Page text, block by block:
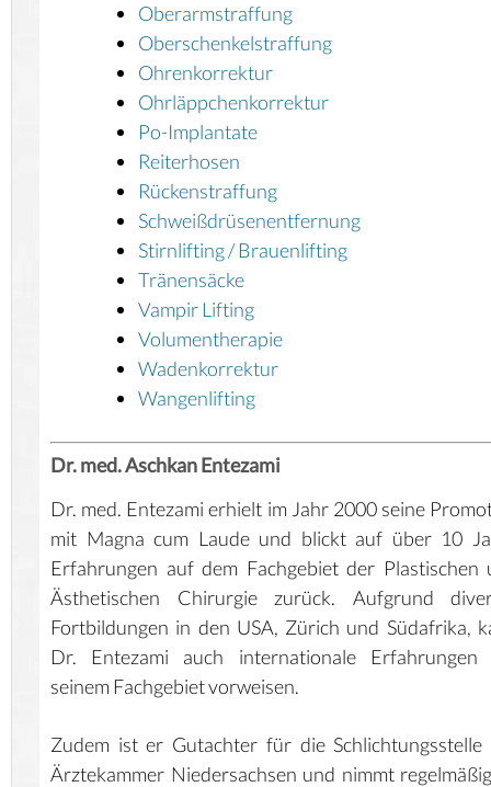
Oberarmstraffung
Oberschenkelstraffung
Ohrenkorrektur
Ohrläppchenkorrektur
Po-Implantate
Reiterhosen
Rückenstraffung
Schweißdrüsenentfernung
Stirnlifting / Brauenlifting
Tränensäcke
Vampir Lifting
Volumentherapie
Wadenkorrektur
Wangenlifting
Dr. med. Aschkan Entezami
Dr. med. Entezami erhielt im Jahr 2000 seine
mit Magna cum Laude und blickt auf über 10
Erfahrungen auf dem Fachgebiet der Plastischen
Ästhetischen Chirurgie zurück. Aufgrund
Fortbildungen in den USA, Zürich und Südafrika,
Dr. Entezami auch internationale Erfahrungen
seinem Fachgebiet vorweisen.
Zudem ist er Gutachter für die Schlichtungsstelle
Ärztekammer Niedersachsen und nimmt